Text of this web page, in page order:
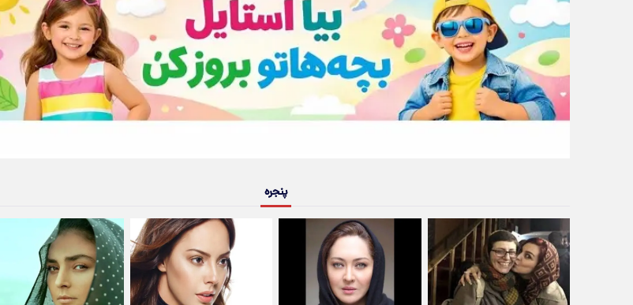
پنجره